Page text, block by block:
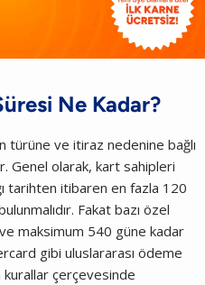
Ne Kadar?
türüne ve itiraz nedenine bağlı
Genel olarak, kart sahipleri
tarihten itibaren en fazla 120
Fakat bazı özel
maksimum 540 güne kadar
gibi uluslararası ödeme
çerçevesinde